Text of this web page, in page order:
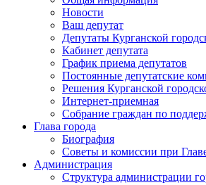
Новости
Ваш депутат
Депутаты Курганской
Кабинет депутата
График приема депутатов
Постоянные депутатские
Решения Курганской
Интернет-приемная
Собрание граждан по
Глава города
Биография
Советы и комиссии при
Администрация
Структура администрации